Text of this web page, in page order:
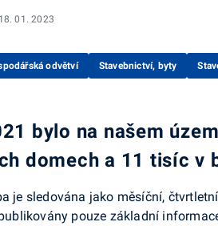
18. 01. 2023
odvětví Stavebnictví, byty
bylo na našem
domech a 11 tisíc v
je sledována jako měsíční,
pouze základní